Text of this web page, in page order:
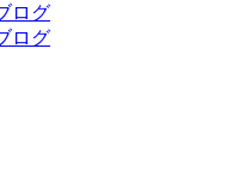
ログ
ログ